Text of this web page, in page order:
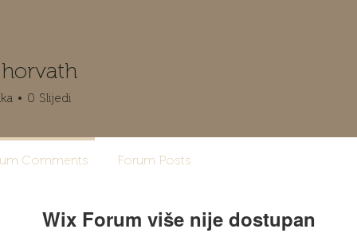
Wix Forum više nije dostupan
0 Slijedi
Comments Forum Posts